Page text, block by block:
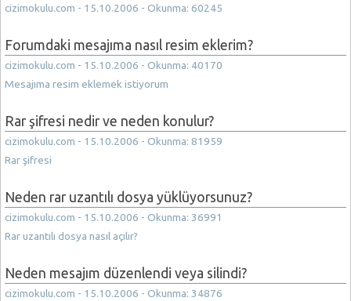
cizimokulu.com - 15.10.2006 - Okunma: 60245
Forumdaki mesajıma nasıl resim eklerim?
cizimokulu.com - 15.10.2006 - Okunma: 40170
Mesajıma resim eklemek istiyorum
Rar şifresi nedir ve neden konulur?
cizimokulu.com - 15.10.2006 - Okunma: 81959
Rar şifresi
Neden rar uzantılı dosya yüklüyorsunuz?
cizimokulu.com - 15.10.2006 - Okunma: 36991
Rar uzantılı dosya nasıl açılır?
Neden mesajım düzenlendi veya silindi?
cizimokulu.com - 15.10.2006 - Okunma: 34876